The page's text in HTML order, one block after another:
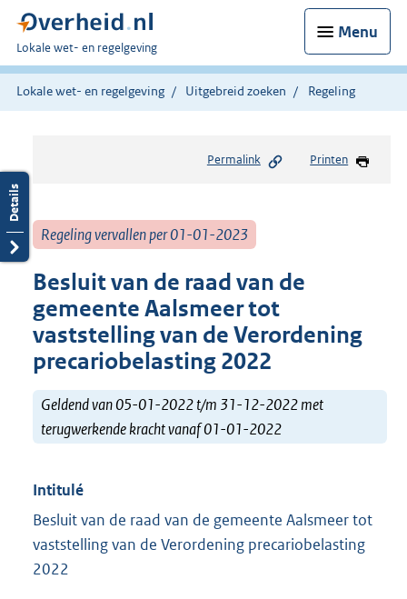
Menu
U
bent
hier:
Lokale wet- en regelgeving
Lokale wet- en regelgeving Uitgebreid zoeken Regeling
Permalink Printen
Regeling vervallen per 01-01-2023
Besluit van de raad van de
gemeente Aalsmeer tot
vaststelling van de Verordening
precariobelasting 2022
Geldend van 05-01-2022 t/m 31-12-2022 met
terugwerkende kracht vanaf 01-01-2022
Intitulé
Besluit van de raad van de gemeente Aalsmeer tot
vaststelling van de Verordening precariobelasting
2022